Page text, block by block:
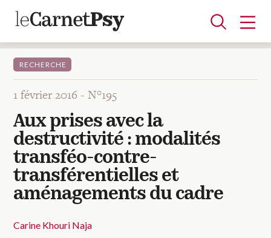
Articles
A la une
Adolescence
Dispositif
Enfance
Périnatalité
Psychanalyse
Psychopathologie
Soin
Dossiers
Auteurs
Blocs-notes
RECHERCHE
1 février 2016 -N°195
Aux prises avec la
destructivité : modalités
transféo-contre-
transférentielles et
aménagements du cadre
Carine Khouri Naja